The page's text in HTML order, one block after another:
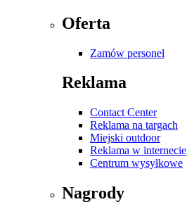
Oferta
Zamów personel
Reklama
Contact Center
Reklama na targach
Miejski outdoor
Reklama w internecie
Centrum wysyłkowe
Nagrody